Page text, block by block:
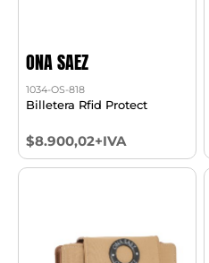
ONA SAEZ
1034-OS-818
Billetera Rfid Protect
$8.900,02+IVA